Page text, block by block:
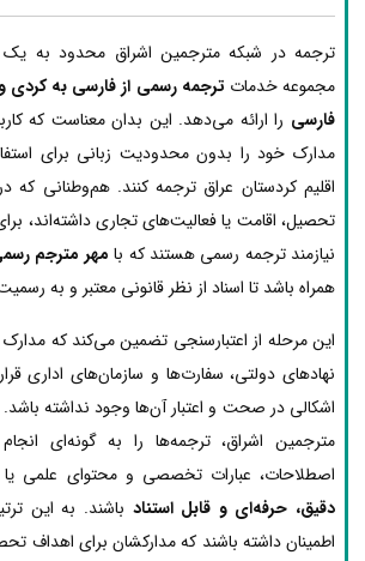
ترجمه در شبکه مترجمین اشراق محدود به
مجموعه خدمات ترجمه رسمی از فارسی به کردی
فارسی را ارائه می‌دهد. این بدان معناست که
مدارک خود را بدون محدودیت زبانی برای
اقلیم کردستان عراق ترجمه کنند. هم‌وطنانی که
تحصیل، اقامت یا فعالیت‌های تجاری داشته‌اند،
نیازمند ترجمه رسمی هستند که با مهر مترجم
همراه باشد تا اسناد از نظر قانونی معتبر و به
این مرحله از اعتبارسنجی تضمین می‌کند که
نهادهای دولتی، سفارت‌ها و سازمان‌های اداری
اشکالی در صحت و اعتبار آن‌ها وجود نداشته
مترجمین اشراق، ترجمه‌ها را به گونه‌ای
اصطلاحات، عبارات تخصصی و محتوای علمی
دقیق، حرفه‌ای و قابل استناد باشند. به این
اطمینان داشته باشند که مدارکشان برای اهداف